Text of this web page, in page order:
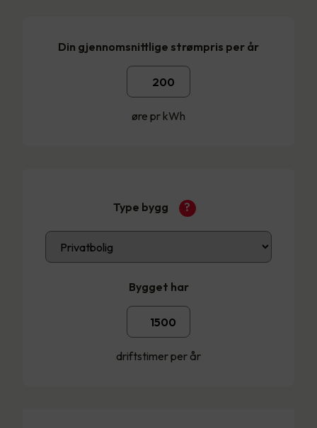
Din gjennomsnittlige strømpris per år
øre pr kWh
Type bygg ?
Bygget har
driftstimer per år